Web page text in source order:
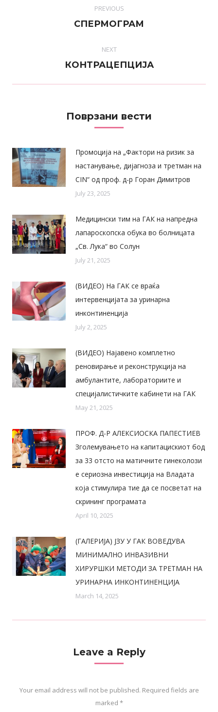
PREVIOUS
Previous
СПЕРМОГРАМ
NEXT
Next
КОНТРАЦЕПЦИЈА
Поврзани вести
Промоција на „Фактори на ризик за
настанување, дијагноза и третман на
CIN“ од проф. д-р Горан Димитров
July 23, 2025
Медицински тим на ГАК на напредна
лапароскопска обука во болницата
„Св. Лука“ во Солун
July 21, 2025
(ВИДЕО) На ГАК се враќа
интервенцијата за уринарна
инконтиненција
July 2, 2025
(ВИДЕО) Најавено комплетно
реновирање и реконструкција на
амбулантите, лабораториите и
специјалистичките кабинети на ГАК
May 21, 2025
ПРОФ. Д-Р АЛЕКСИОСКА ПАПЕСТИЕВ
Зголемувањето на капитацискиот бод
за 33 отсто на матичните гинеколози
е сериозна инвестиција на Владата
која стимулира тие да се посветат на
скрининг програмата
April 10, 2025
(ГАЛЕРИЈА) ЈЗУ У ГАК ВОВЕДУВА
МИНИМАЛНО ИНВАЗИВНИ
ХИРУРШКИ МЕТОДИ ЗА ТРЕТМАН НА
УРИНАРНА ИНКОНТИНЕНЦИЈА
March 14, 2025
Leave a Reply
Your email address will not be published. Required fields are
marked *